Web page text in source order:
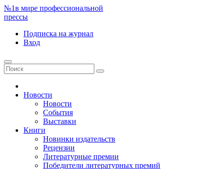
№1в мире профессиональной
прессы
Подписка на журнал
Вход
Новости
Новости
События
Выставки
Книги
Новинки издательств
Рецензии
Литературные премии
Победители литературных премий